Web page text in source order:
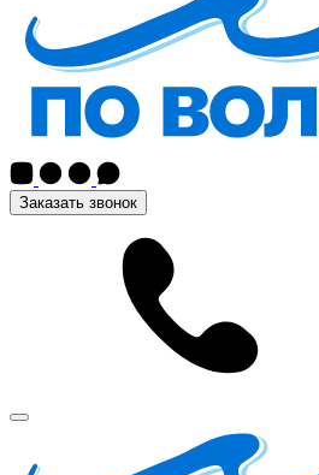
Заказать звонок